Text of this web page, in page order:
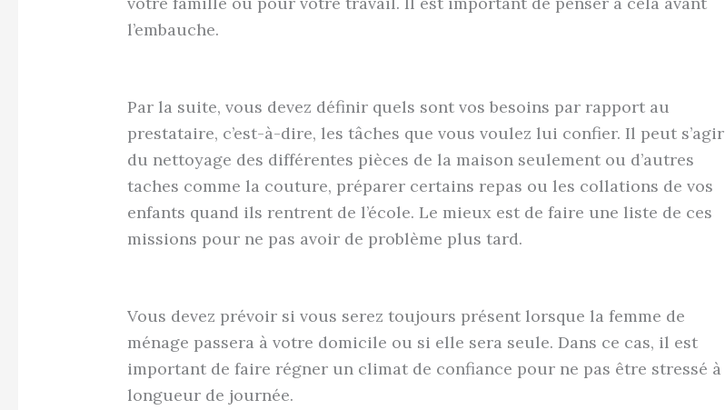
l’embauche.
Par la suite, vous devez définir quels sont vos besoins par rapport au
prestataire, c’est-à-dire, les tâches que vous voulez lui confier. Il peut s’agir
du nettoyage des différentes pièces de la maison seulement ou d’autres
taches comme la couture, préparer certains repas ou les collations de vos
enfants quand ils rentrent de l’école. Le mieux est de faire une liste de ces
missions pour ne pas avoir de problème plus tard.
Vous devez prévoir si vous serez toujours présent lorsque la femme de
ménage passera à votre domicile ou si elle sera seule. Dans ce cas, il est
important de faire régner un climat de confiance pour ne pas être stressé à
longueur de journée.